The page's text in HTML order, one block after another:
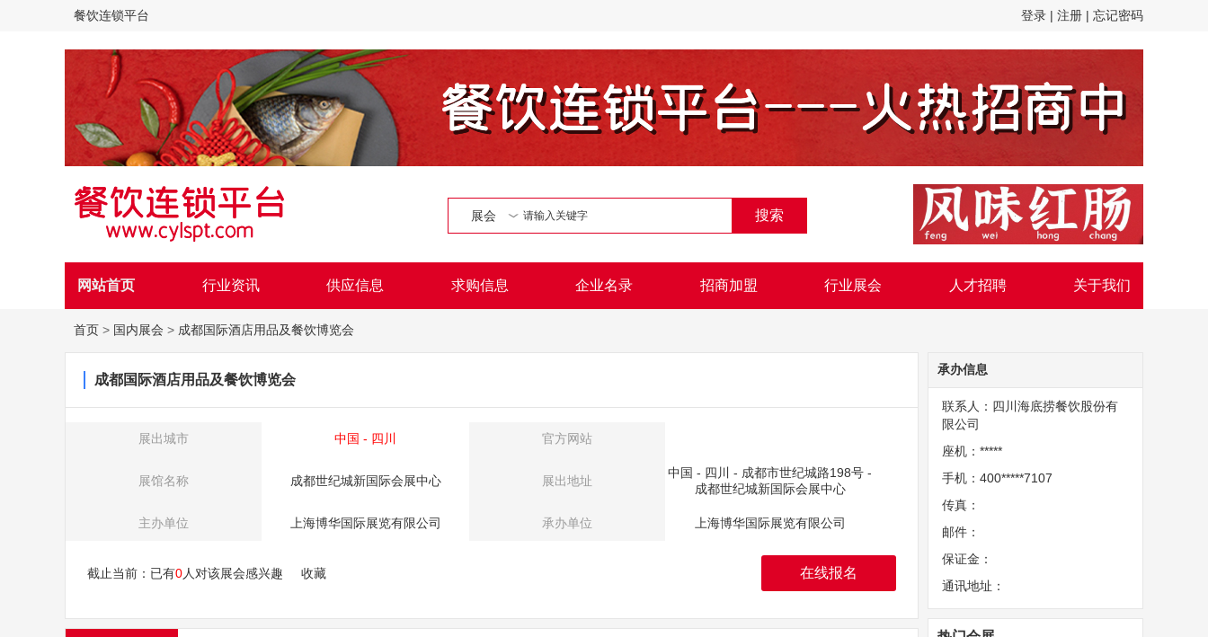
餐饮连锁平台 登录 | 注册 | 忘记密码
展会 搜索
网站首页 行业资讯 供应信息 求购信息 企业名录 招商加盟 行业展会 人才招聘 关于我们
首页 > 国内展会 > 成都国际酒店用品及餐饮博览会
承办信息
联系人：四川海底捞餐饮股份有
限公司
座机：*****
手机：400*****7107
传真：
邮件：
保证金：
通讯地址：
成都国际酒店用品及餐饮博览会
展出城市 中国 - 四川 官方网站
展馆名称 成都世纪城新国际会展中心 展出地址
中国 - 四川 - 成都市世纪城路198号 -
成都世纪城新国际会展中心
主办单位 上海博华国际展览有限公司 承办单位 上海博华国际展览有限公司
截止当前：已有0人对该展会感兴趣 收藏 在线报名